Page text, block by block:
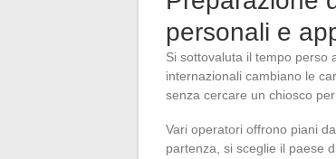
personali e
Si sottovaluta il tempo perso
internazionali cambiano le
senza cercare un chiosco
Vari operatori offrono piani
partenza, si sceglie il paese